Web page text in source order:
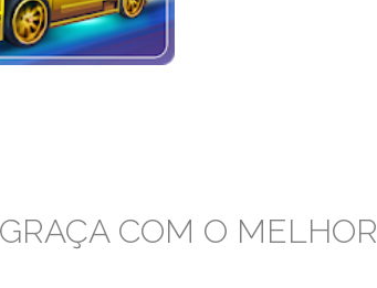
COM O MELHOR